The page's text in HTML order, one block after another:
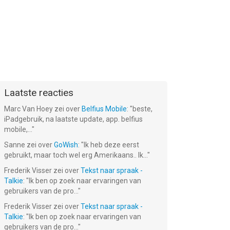
Laatste reacties
Marc Van Hoey zei over Belfius Mobile: "beste,
iPadgebruik, na laatste update, app. belfius
mobile,... "
Sanne zei overGoWish: " Ik heb deze eerst
gebruikt, maar toch wel erg Amerikaans.. Ik... "
Frederik Visser zei overTekst naar spraak -
Talkie: " Ik ben op zoek naar ervaringen van
gebruikers van de pro... "
Frederik Visser zei overTekst naar spraak -
Talkie: " Ik ben op zoek naar ervaringen van
gebruikers van de pro... "